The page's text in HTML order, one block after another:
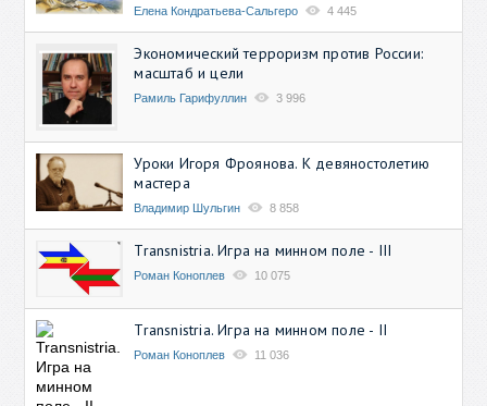
Елена Кондратьева-Сальгеро 4 445
Экономический терроризм против России:
масштаб и цели
Рамиль Гарифуллин 3 996
Уроки Игоря Фроянова. К девяностолетию
мастера
Владимир Шульгин 8 858
Transnistria. Игра на минном поле - III
Роман Коноплев 10 075
Transnistria. Игра на минном поле - II
Роман Коноплев 11 036